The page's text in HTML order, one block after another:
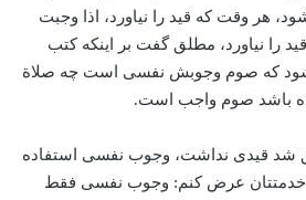
هر وقت که قید را نیاورد، اذا وجبت
را نیاورد، مطلق گفت بر اینکه کتب
که صوم وجوبش نفسی است چه صلاة
باشد صوم واجب است.
شد قیدی نداشت، وجوب نفسی استفاده
عرض کنم: وجوب نفسی فقط